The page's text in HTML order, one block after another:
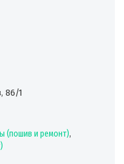
86/1
(пошив и ремонт),